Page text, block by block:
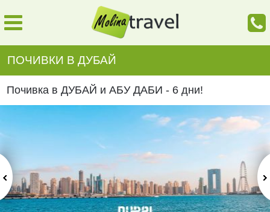
ПОЧИВКИ В ДУБАЙ
Почивка в ДУБАЙ и АБУ ДАБИ - 6 дни!